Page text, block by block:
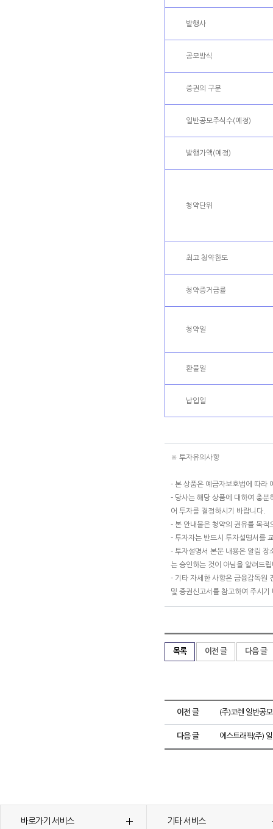
발행사
공모방식
증권의 구분
일반공모주식수(예정)
발행가액(예정)
청약단위
최고 청약한도
청약증거금률
청약일
환불일
납입일
※ 투자유의사항
- 본 상품은 예금자보호법에 따라
- 당사는 해당 상품에 대하여 충분
어 투자를 결정하시기 바랍니다.
- 본 안내물은 청약의 권유를 목적
- 투자자는 반드시 투자설명서를
- 투자설명서 본문 내용은 알림 장
는 승인하는 것이 아님을 알려드
- 기타 자세한 사항은 금융감독
및 증권신고서를 참고하여 주시기
목록 이전 글 다음 글
이전 글 (주)코렌 일반공
다음 글 에스트래픽(주)
바로가기 서비스 기타 서비스